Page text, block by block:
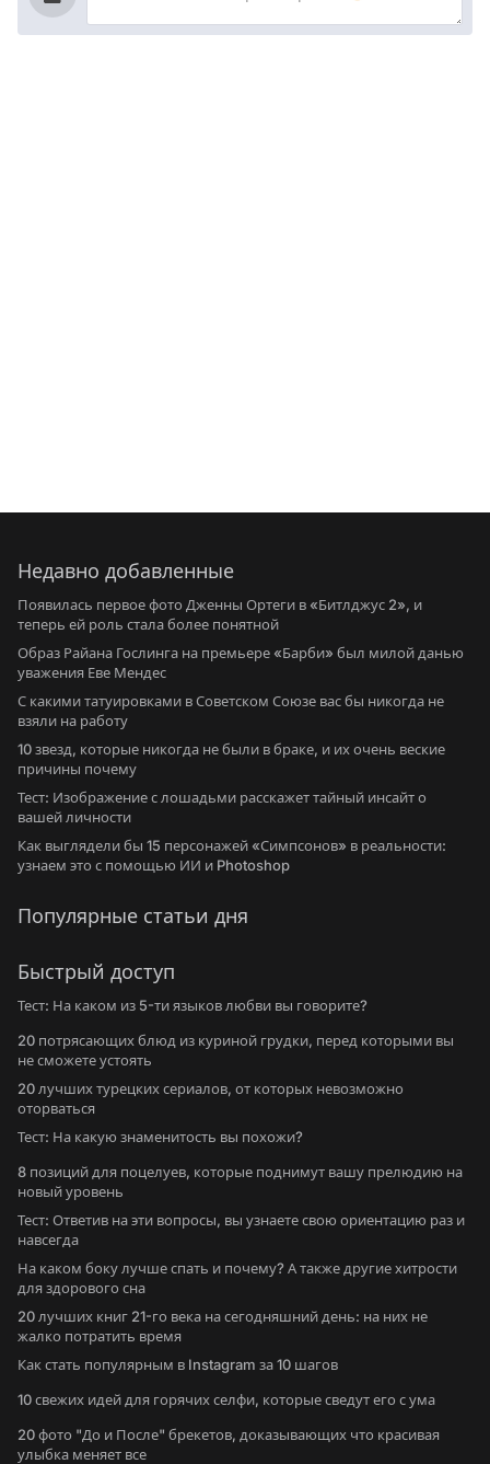
Недавно добавленные
Появилась первое фото Дженны Ортеги в «Битлджус 2», и
теперь ей роль стала более понятной
Образ Райана Гослинга на премьере «Барби» был милой данью
уважения Еве Мендес
С какими татуировками в Советском Союзе вас бы никогда не
взяли на работу
10 звезд, которые никогда не были в браке, и их очень веские
причины почему
Тест: Изображение с лошадьми расскажет тайный инсайт о
вашей личности
Как выглядели бы 15 персонажей «Симпсонов» в реальности:
узнаем это с помощью ИИ и Photoshop
Популярные статьи дня
Быстрый доступ
Тест: На каком из 5-ти языков любви вы говорите?
20 потрясающих блюд из куриной грудки, перед которыми вы
не сможете устоять
20 лучших турецких сериалов, от которых невозможно
оторваться
Тест: На какую знаменитость вы похожи?
8 позиций для поцелуев, которые поднимут вашу прелюдию на
новый уровень
Тест: Ответив на эти вопросы, вы узнаете свою ориентацию раз и
навсегда
На каком боку лучше спать и почему? А также другие хитрости
для здорового сна
20 лучших книг 21-го века на сегодняшний день: на них не
жалко потратить время
Как стать популярным в Instagram за 10 шагов
10 свежих идей для горячих селфи, которые сведут его с ума
20 фото "До и После" брекетов, доказывающих что красивая
улыбка меняет все